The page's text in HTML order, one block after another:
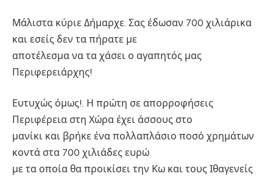
Μάλιστα κύριε Δήμαρχε. Σας έδωσαν 700 χιλιάρικα
και εσείς δεν τα πήρατε με
αποτέλεσμα να τα χάσει ο αγαπητός μας
Περιφερειάρχης!
Ευτυχώς όμως!. Η πρώτη σε απορροφήσεις
Περιφέρεια στη Χώρα έχει άσσους στο
μανίκι και βρήκε ένα πολλαπλάσιο ποσό χρημάτων
κοντά στα 700 χιλιάδες ευρώ
με τα οποία θα προικίσει την Κω και τους Ιθαγενείς